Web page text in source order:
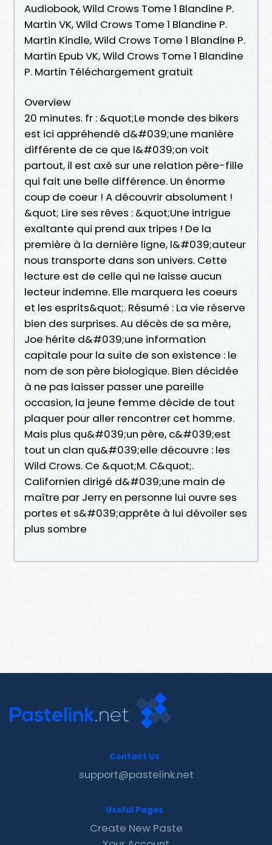
Audiobook, Wild Crows Tome 1 Blandine P.
Martin VK, Wild Crows Tome 1 Blandine P.
Martin Kindle, Wild Crows Tome 1 Blandine P.
Martin Epub VK, Wild Crows Tome 1 Blandine
P. Martin Téléchargement gratuit
Overview
20 minutes. fr : &quot;Le monde des bikers
est ici appréhendé d&#039;une manière
différente de ce que l&#039;on voit
partout, il est axé sur une relation père-fille
qui fait une belle différence. Un énorme
coup de coeur ! A découvrir absolument !
&quot; Lire ses rêves : &quot;Une intrigue
exaltante qui prend aux tripes ! De la
première à la dernière ligne, l&#039;auteur
nous transporte dans son univers. Cette
lecture est de celle qui ne laisse aucun
lecteur indemne. Elle marquera les coeurs
et les esprits&quot;. Résumé : La vie réserve
bien des surprises. Au décès de sa mère,
Joe hérite d&#039;une information
capitale pour la suite de son existence : le
nom de son père biologique. Bien décidée
à ne pas laisser passer une pareille
occasion, la jeune femme décide de tout
plaquer pour aller rencontrer cet homme.
Mais plus qu&#039;un père, c&#039;est
tout un clan qu&#039;elle découvre : les
Wild Crows. Ce &quot;M. C&quot;.
Californien dirigé d&#039;une main de
maître par Jerry en personne lui ouvre ses
portes et s&#039;apprête à lui dévoiler ses
plus sombre
Contact Us
support@pastelink.net
Useful Pages
Create New Paste